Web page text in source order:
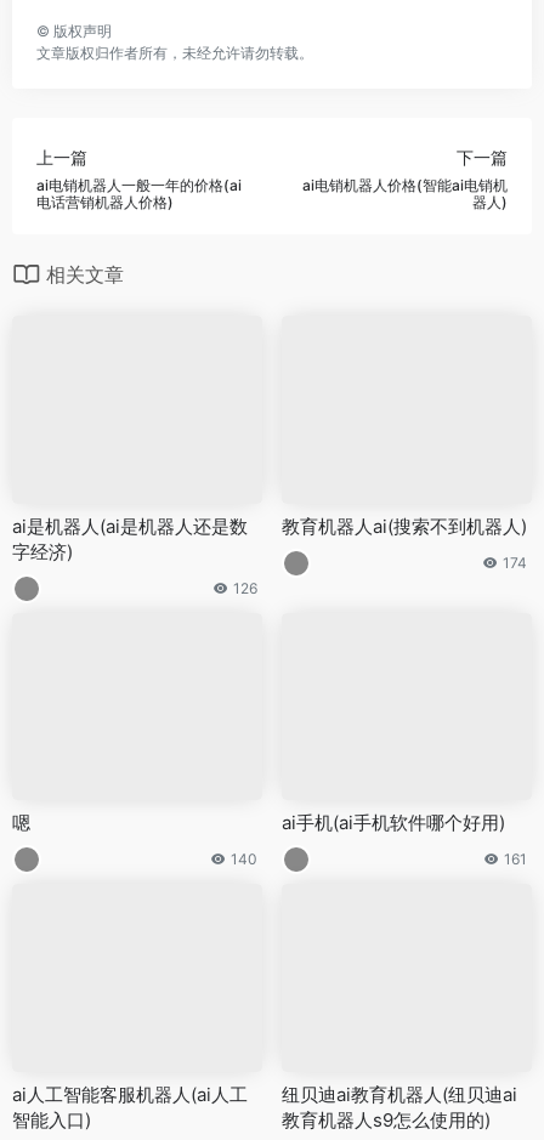
© 版权声明
文章版权归作者所有，未经允许请勿转载。
上一篇
ai电销机器人一般一年的价格(ai
电话营销机器人价格)
下一篇
ai电销机器人价格(智能ai电销机
器人)
相关文章
ai是机器人(ai是机器人还是数
字经济)
126
教育机器人ai(搜索不到机器人)
174
嗯
140
ai手机(ai手机软件哪个好用)
161
ai人工智能客服机器人(ai人工
智能入口)
纽贝迪ai教育机器人(纽贝迪ai
教育机器人s9怎么使用的)